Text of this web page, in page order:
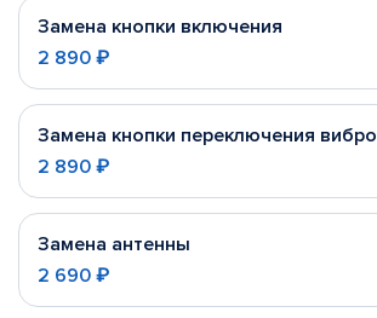
Замена кнопки включения
2 890 ₽
Замена кнопки переключения вибро
2 890 ₽
Замена антенны
2 690 ₽